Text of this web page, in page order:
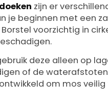
zijn er
je beginnen met een
voorzichtig in
deze alleen op
of de
om mos